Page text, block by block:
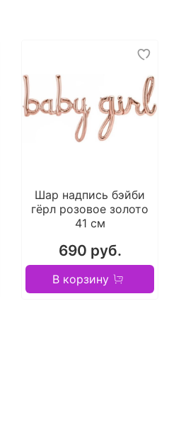
Шар надпись бэйби
гёрл розовое золото
41 см
690 руб.
В корзину